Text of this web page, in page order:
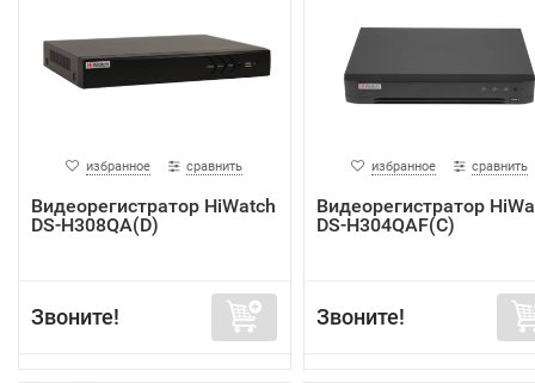
избранное сравнить
Видеорегистратор HiWatch
DS-H308QA(D)
Звоните!
избранное сравнить
Видеорегистратор
DS-H304QAF(C)
Звоните!